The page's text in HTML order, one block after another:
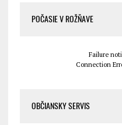
POČASIE V ROŽŇAVE
Failure
Connection
OBČIANSKY SERVIS